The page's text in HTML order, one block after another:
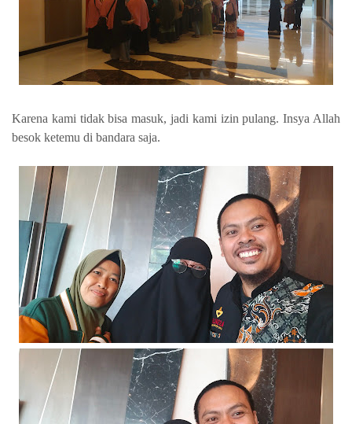
Karena kami tidak bisa masuk, jadi kami izin pulang. Insya Allah
besok ketemu di bandara saja.